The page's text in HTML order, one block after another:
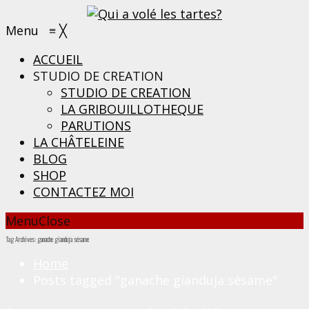
Menu ≡ ╳
ACCUEIL
STUDIO DE CREATION
STUDIO DE CREATION
LA GRIBOUILLOTHEQUE
PARUTIONS
LA CHÂTELEINE
BLOG
SHOP
CONTACTEZ MOI
MenuClose
Tag Archives: ganache gianduja sésame